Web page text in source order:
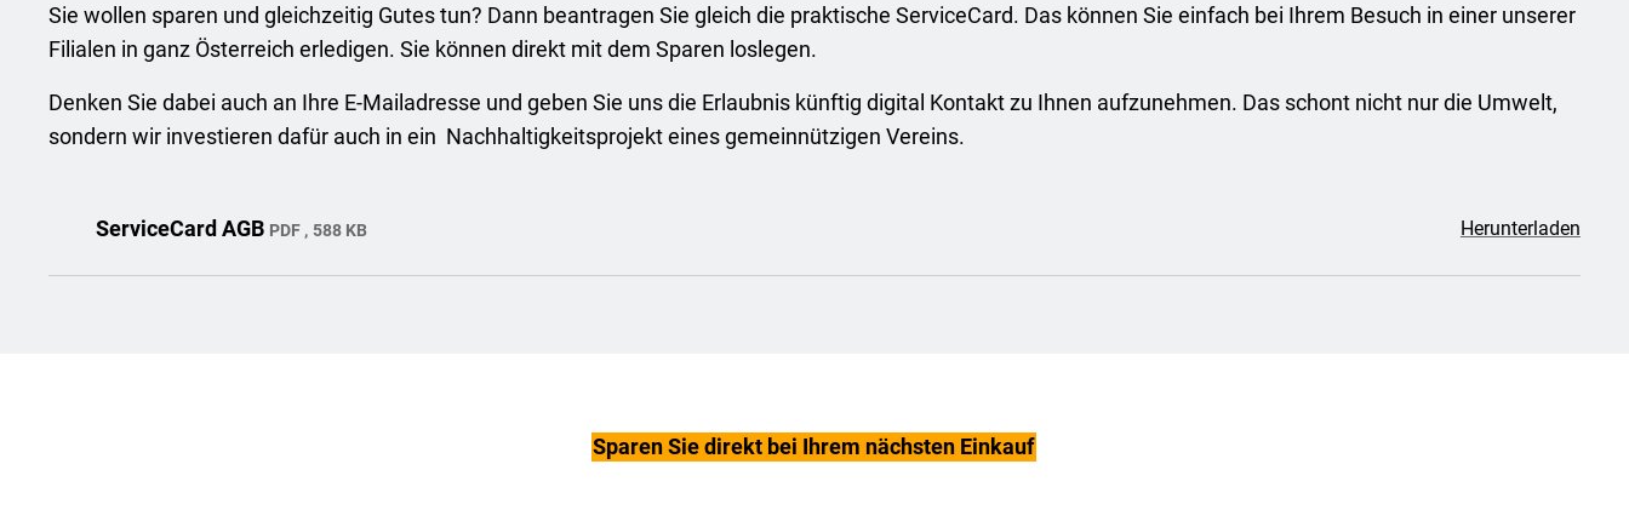
Sie wollen sparen und gleichzeitig Gutes tun? Dann beantragen Sie gleich die praktische ServiceCard. Das können Sie einfach bei Ihrem Besuch in einer unserer
Filialen in ganz Österreich erledigen. Sie können direkt mit dem Sparen loslegen.
Denken Sie dabei auch an Ihre E-Mailadresse und geben Sie uns die Erlaubnis künftig digital Kontakt zu Ihnen aufzunehmen. Das schont nicht nur die Umwelt,
sondern wir investieren dafür auch in ein Nachhaltigkeitsprojekt eines gemeinnützigen Vereins.
ServiceCard AGB PDF 588 KB Herunterladen
Sparen Sie direkt bei Ihrem nächsten Einkauf